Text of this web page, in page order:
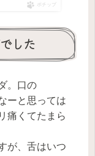
ポチップ
した
。口の
ーと思っては
痛くてたまら
が、舌はいつ